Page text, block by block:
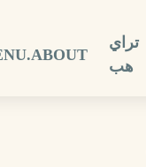
تراي
هب